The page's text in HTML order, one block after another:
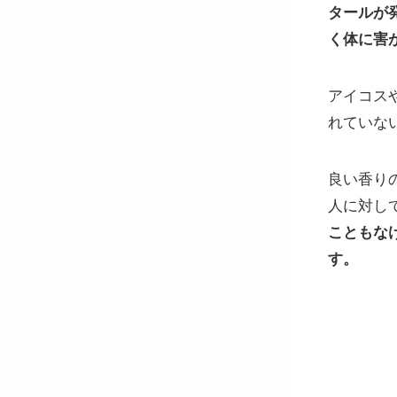
タールが
く体に害
アイコス
れていな
良い香り
人に対し
こともな
す。